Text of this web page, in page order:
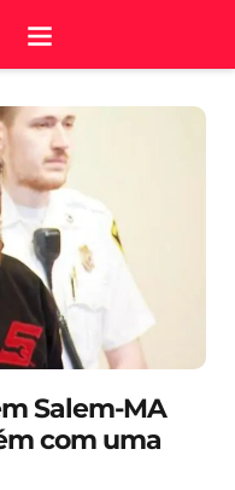
Salem-MA
com uma